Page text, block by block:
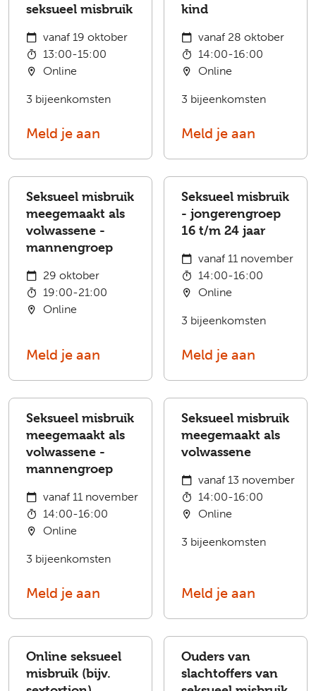
seksueel misbruik
vanaf 19 oktober
13:00-15:00
Online
3 bijeenkomsten
Meld je aan
kind
vanaf 28 oktober
14:00-16:00
Online
3 bijeenkomsten
Meld je aan
Seksueel misbruik
meegemaakt als
volwassene -
mannengroep
29 oktober
19:00-21:00
Online
Meld je aan
Seksueel misbruik
- jongerengroep
16 t/m 24 jaar
vanaf 11 november
14:00-16:00
Online
3 bijeenkomsten
Meld je aan
Seksueel misbruik
meegemaakt als
volwassene -
mannengroep
vanaf 11 november
14:00-16:00
Online
3 bijeenkomsten
Meld je aan
Seksueel misbruik
meegemaakt als
volwassene
vanaf 13 november
14:00-16:00
Online
3 bijeenkomsten
Meld je aan
Online seksueel
misbruik (bijv.
Ouders van
slachtoffers van